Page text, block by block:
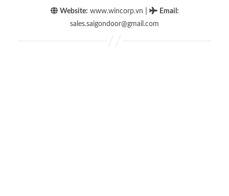
Website: www.wincorp.vn Email :
sales.saigondoor@gmail.com